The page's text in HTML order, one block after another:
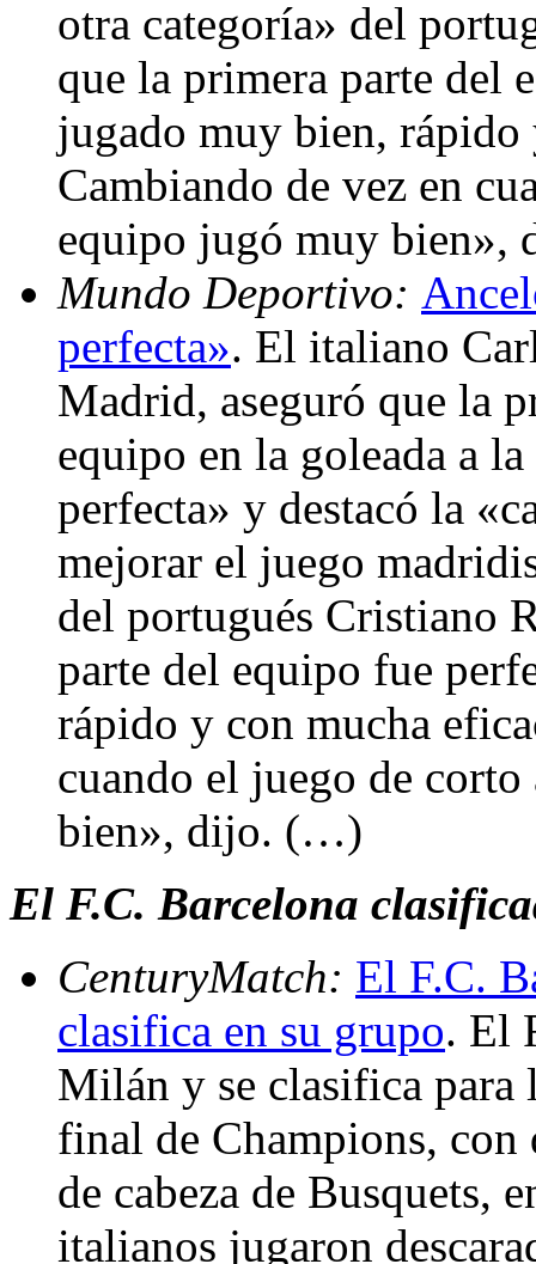
otra categoría» del
que la primera parte del
jugado muy bien, rápido
Cambiando de vez en
equipo jugó muy
Mundo Deportivo:
perfecta». El italiano
Madrid, aseguró que la
equipo en la goleada a
perfecta» y destacó la
mejorar el juego
del portugués Cristiano
parte del equipo fue
rápido y con mucha
cuando el juego de
bien», dijo. (…)
El F.C. Barcelona
CenturyMatch: El F.C.
clasifica en su grupo. El
Milán y se clasifica para
final de Champions,
de cabeza de Busquets,
italianos jugaron